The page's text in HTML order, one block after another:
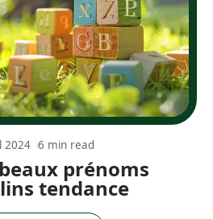
prénoms
tendance
2024 6 min read